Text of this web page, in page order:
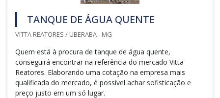
TANQUE DE ÁGUA QUENTE
VITTA REATORES / UBERABA - MG
Quem está à procura de tanque de água quente,
conseguirá encontrar na referência do mercado Vitta
Reatores. Elaborando uma cotação na empresa mais
qualificada do mercado, é possível achar sofisticação e
preço justo em um só lugar.